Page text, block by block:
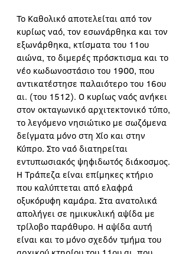
Το Καθολικό αποτελείται από τον
κυρίως ναό, τον εσωνάρθηκα και τον
εξωνάρθηκα, κτίσματα του 11ου
αιώνα, το διμερές πρόσκτισμα και το
νέο κωδωνοστάσιο του 1900, που
αντικατέστησε παλαιότερο του 16ου
αι. (του 1512). Ο κυρίως ναός ανήκει
στον οκταγωνικό αρχιτεκτονικό τύπο,
το λεγόμενο νησιώτικο με σωζόμενα
δείγματα μόνο στη Χίο και στην
Κύπρο. Στο ναό διατηρείται
εντυπωσιακός ψηφιδωτός διάκοσμος.
Η Τράπεζα είναι επίμηκες κτήριο
που καλύπτεται από ελαφρά
οξυκόρυφη καμάρα. Στα ανατολικά
απολήγει σε ημικυκλική αψίδα με
τρίλοβο παράθυρο. Η αψίδα αυτή
είναι και το μόνο σχεδόν τμήμα του